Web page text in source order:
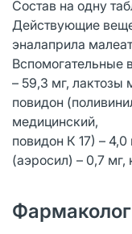
Состав на одну
Действующие
эналаприла
Вспомогательные
– 59,3 мг,
повидон
медицинский,
повидон К 17) –
(аэросил) – 0,7 мг,